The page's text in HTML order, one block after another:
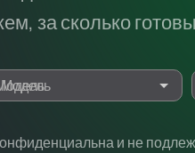
за сколько
и не